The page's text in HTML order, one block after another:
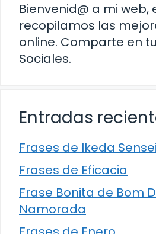
Bienvenid@ a mi web,
recopilamos las
online. Comparte en
Sociales.
Entradas
Frases de Ikeda Sensei
Frases de Eficacia
Frase Bonita de Bom
Namorada